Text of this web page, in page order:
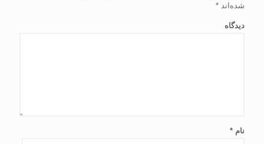
شده‌اند *
دیدگاه
نام *